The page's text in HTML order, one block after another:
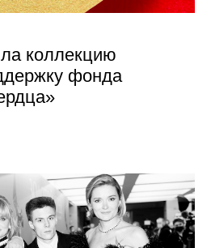
коллекцию
фонда